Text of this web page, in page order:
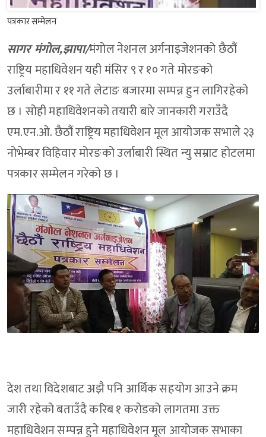
पत्रकार सम्मेलन
सागर मंगाेल,झापा/मंगोल नेशनल अर्गनाइजेशनको छैठौं
राष्ट्रिय महाधिवेशन यही मंसिर ९ र १० गते मोरङको
उर्लाबारीमा र ११ गते लेटाङ बजारमा सम्पन्न हुन लागिरहेको
छ । सोही महाधिवेशनको तयारी बारे जानकारी गराउँदै
एम.एन.ओ. छैठौं राष्ट्रिय महाधिवेशन मूल आयोजक सभाले २३
नोभेम्बर विहिवार मोरङको उर्लाबारी स्थित न्यु सम्राट होटलमा
पत्रकार सम्मेलन गरेको छ ।
देश तथा विदेशबाट अझै पनि आर्थिक सहयोग आउने क्रम
जारी रहेको बताउँदै करिब १ करोडको लागतमा उक्त
महाधिवेशन सम्पन्न हुने महाधिवेशन मूल आयोजक सभाका